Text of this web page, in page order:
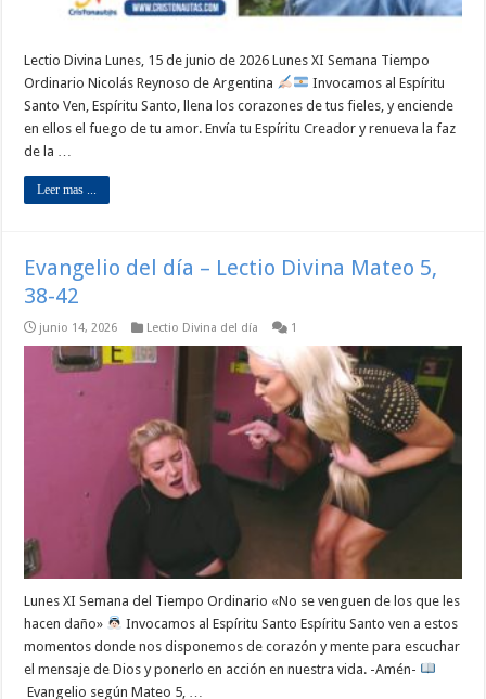
Lectio Divina Lunes, 15 de junio de 2026 Lunes XI Semana Tiempo
Ordinario Nicolás Reynoso de Argentina
Invocamos al Espíritu
Santo Ven, Espíritu Santo, llena los corazones de tus fieles, y enciende
en ellos el fuego de tu amor. Envía tu Espíritu Creador y renueva la faz
de la …
Leer mas ...
Evangelio del día – Lectio Divina Mateo 5,
38-42
junio 14, 2026 Lectio Divina del día 1
Lunes XI Semana del Tiempo Ordinario «No se venguen de los que les
hacen daño»
Invocamos al Espíritu Santo Espíritu Santo ven a estos
momentos donde nos disponemos de corazón y mente para escuchar
el mensaje de Dios y ponerlo en acción en nuestra vida. -Amén-
Evangelio según Mateo 5, …